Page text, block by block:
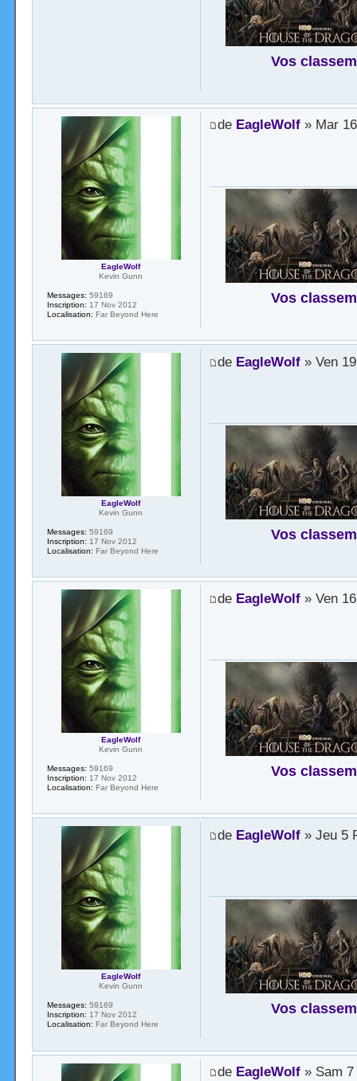
Vos
de EagleWolf» Mar
Vos
EagleWolf
Kevin Gunn
Messages: 59169
Inscription: 17 Nov 2012
Localisation: Far Beyond Here
de EagleWolf» Ven
Vos
EagleWolf
Kevin Gunn
Messages: 59169
Inscription: 17 Nov 2012
Localisation: Far Beyond Here
de EagleWolf» Ven
Vos
EagleWolf
Kevin Gunn
Messages: 59169
Inscription: 17 Nov 2012
Localisation: Far Beyond Here
de EagleWolf» Jeu 5
Vos
EagleWolf
Kevin Gunn
Messages: 59169
Inscription: 17 Nov 2012
Localisation: Far Beyond Here
de EagleWolf» Sam 7